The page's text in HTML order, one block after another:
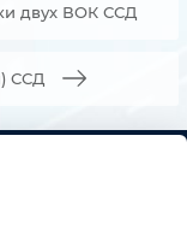
двух ВОК ССД
ССД